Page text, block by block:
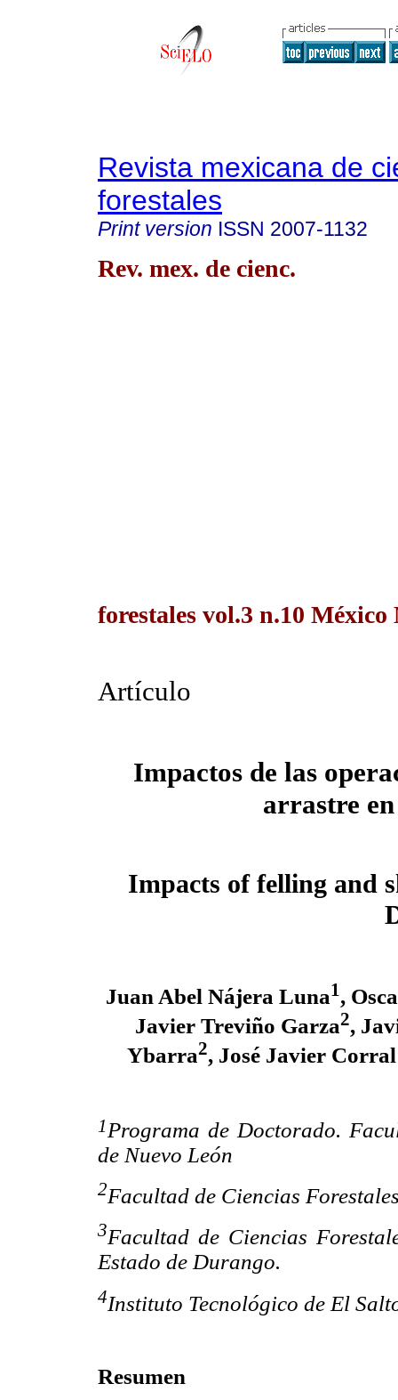
Revista mexicana de
forestales
Print version ISSN 2007-1132
Rev. mex. de cienc.
forestales vol.3 n.10
Artículo
Impactos de las
arrastre
Impacts of felling and
Juan Abel Nájera Luna1 ,
Javier Treviño Garza2,
Ybarra2, José Javier
1 Programa de Doctorado.
de Nuevo León
2Facultad de Ciencias
3Facultad de Ciencias
Estado de Durango.
4Instituto Tecnológico de El
Resumen